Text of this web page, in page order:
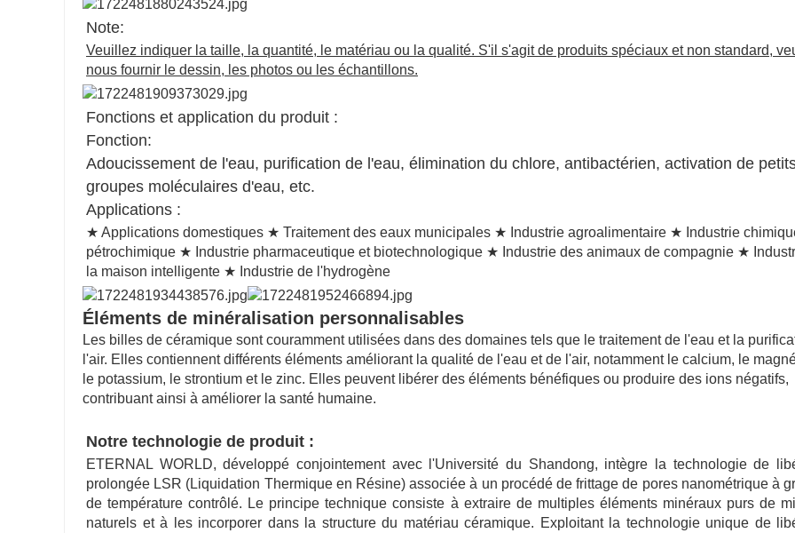
Note:
Veuillez indiquer la taille, la quantité, le matériau ou la qualité. S'il s'agit de produits spéciaux et non standard,
nous fournir le dessin, les photos ou les échantillons.
Fonctions et application du produit :
Fonction:
Adoucissement de l'eau, purification de l'eau, élimination du chlore, antibactérien, activation de
groupes moléculaires d'eau, etc.
Applications :
★ Applications domestiques ★ Traitement des eaux municipales ★ Industrie agroalimentaire ★ Industrie
pétrochimique ★ Industrie pharmaceutique et biotechnologique ★ Industrie des animaux de compagnie ★
la maison intelligente ★ Industrie de l'hydrogène
Éléments de minéralisation personnalisables
Les billes de céramique sont couramment utilisées dans des domaines tels que le traitement de l'eau et la
l'air. Elles contiennent différents éléments améliorant la qualité de l'eau et de l'air, notamment le calcium, le
le potassium, le strontium et le zinc. Elles peuvent libérer des éléments bénéfiques ou produire des ions négatifs,
contribuant ainsi à améliorer la santé humaine.
Notre technologie de produit :
ETERNAL WORLD, développé conjointement avec l'Université du Shandong, intègre la technologie de
prolongée LSR (Liquidation Thermique en Résine) associée à un procédé de frittage de pores nanométrique à
de température contrôlé. Le principe technique consiste à extraire de multiples éléments minéraux purs de
naturels et à les incorporer dans la structure du matériau céramique. Exploitant la technologie unique de